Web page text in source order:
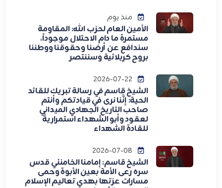
منذ يوم
الأمين العام لحزب الله: المقاومة
مستمرة ما دام الاحتلال موجوداً،
سندافع عن أرضنا وحقوقنا ووطننا
بروح كربلائية وسننتصر
الشيخ قاسم في رسالة تبريك للقائد
الحية: إنَّنا نرى في قيادتكم وأنتم
صاحب التاريخ الجهادي الميداني
لعقود وأبو الشهداء استمراريةً
للقادة الشهداء
الشيخ قاسم: إمامنا الخامنئي قدس
سره رعى الأمة بعين الأبوة وحمى
مسارات عزتها بهدي تعاليم الإسلام